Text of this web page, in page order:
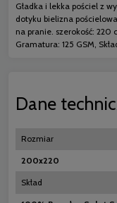
Gładka i lekka pościel z
dotyku bielizna
na pranie. szerokość: 220
Gramatura: 125 GSM,
Dane
Rozmiar
200x220
Skład